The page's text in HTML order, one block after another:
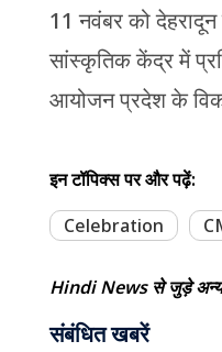
11 नवंबर को
सांस्कृतिक केंद्र में
आयोजन प्रदेश के
इन टॉपिक्स पर और पढ़ें:
Celebration
Hindi News से जुड़े अन्य
संबंधित खबरें